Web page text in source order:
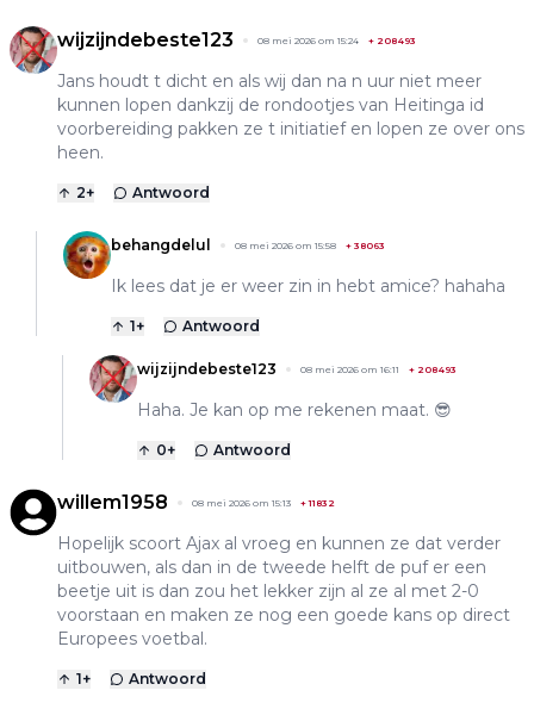
wijzijndebeste123 08 mei 2026 om 15:24 + 208493
Jans houdt t dicht en als wij dan na n uur niet meer
kunnen lopen dankzij de rondootjes van Heitinga id
voorbereiding pakken ze t initiatief en lopen ze over ons
heen.
2+ Antwoord
behangdelul 08 mei 2026 om 15:58 + 38063
Ik lees dat je er weer zin in hebt amice? hahaha
1+ Antwoord
wijzijndebeste123 08 mei 2026 om 16:11 + 208493
Haha. Je kan op me rekenen maat. 😎
0+ Antwoord
willem1958 08 mei 2026 om 15:13 +11832
Hopelijk scoort Ajax al vroeg en kunnen ze dat verder
uitbouwen, als dan in de tweede helft de puf er een
beetje uit is dan zou het lekker zijn al ze al met 2-0
voorstaan en maken ze nog een goede kans op direct
Europees voetbal.
1+ Antwoord